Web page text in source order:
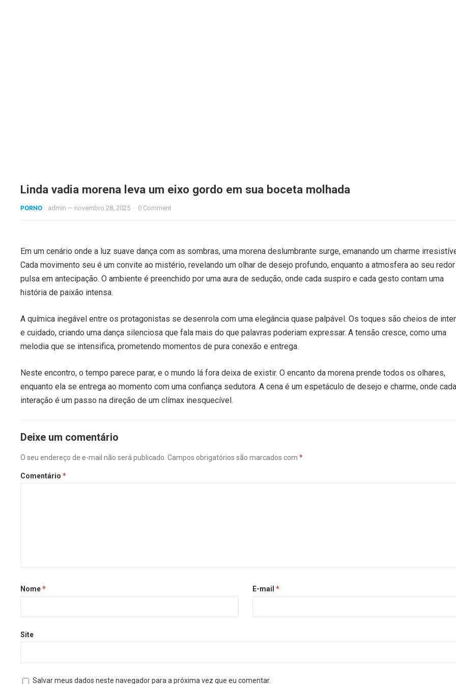
Linda vadia morena leva um eixo gordo em sua boceta molhada
PORNO admin — novembro 28, 2025 · 0 Comment
Em um cenário onde a luz suave dança com as sombras, uma morena deslumbrante surge, emanando um charme
Cada movimento seu é um convite ao mistério, revelando um olhar de desejo profundo, enquanto a atmosfera ao seu redor
pulsa em antecipação. O ambiente é preenchido por uma aura de sedução, onde cada suspiro e cada gesto contam uma
história de paixão intensa.
A química inegável entre os protagonistas se desenrola com uma elegância quase palpável. Os toques são cheios de
e cuidado, criando uma dança silenciosa que fala mais do que palavras poderiam expressar. A tensão cresce, como uma
melodia que se intensifica, prometendo momentos de pura conexão e entrega.
Neste encontro, o tempo parece parar, e o mundo lá fora deixa de existir. O encanto da morena prende todos os olhares,
enquanto ela se entrega ao momento com uma confiança sedutora. A cena é um espetáculo de desejo e charme, onde cada
interação é um passo na direção de um clímax inesquecível.
Deixe um comentário
O seu endereço de e-mail não será publicado. Campos obrigatórios são marcados com*
Comentário*
Nome* E-mail *
Site
Salvar meus dados neste navegador para a próxima vez que eu comentar.